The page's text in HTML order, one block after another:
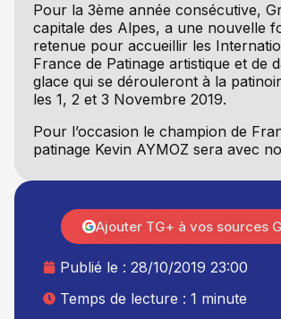
Pour la 3ème année consécutive,
capitale des Alpes, a une nouvelle
retenue pour accueillir les
France de Patinage artistique et de
glace qui se dérouleront à la
les 1, 2 et 3 Novembre 2019.
Pour l’occasion le champion de
patinage Kevin AYMOZ sera avec
Publié le : 28/10/2019 23:00
Temps de lecture : 1 minute
Ajouter TG+ à vos sources